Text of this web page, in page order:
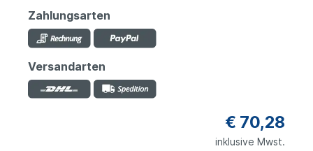
Zahlungsarten
Versandarten
€ 70,28
inklusive Mwst.